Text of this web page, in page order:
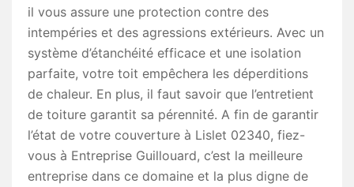
il vous assure une protection contre des
intempéries et des agressions extérieurs. Avec un
système d’étanchéité efficace et une isolation
parfaite, votre toit empêchera les déperditions
de chaleur. En plus, il faut savoir que l’entretient
de toiture garantit sa pérennité. A fin de garantir
l’état de votre couverture à Lislet 02340, fiez-
vous à Entreprise Guillouard, c’est la meilleure
entreprise dans ce domaine et la plus digne de